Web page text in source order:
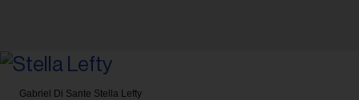
Gabriel Di Sante Stella Lefty